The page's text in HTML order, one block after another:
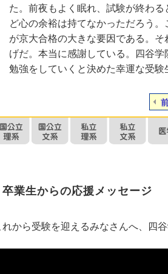
た。前夜もよく眠れ、試験が終わ
ど心の余裕は持てなかっただろう
が京大合格の大きな要因である。
げだ。本当に感謝している。四谷
勉強をしていくと決めた幸運な受験
卒業生からの応援メッセージ
れから受験を迎えるみなさんへ、四